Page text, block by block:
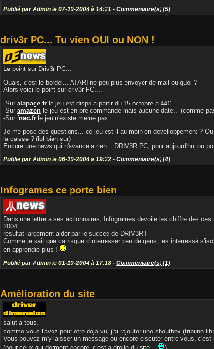
Publié par Admin le 07-10-2004 à 14:31 - Commentaire(s) [5]
driv3r PC... Tu vien OUI ou NON !
Le point sur Driv3r PC...
Ouais, c'est le bordel... ATARI ne peu plus envoyer de mail ou quoi ?
Alors voici le point sur driv3r PC....
-Sur alapage.fr le jeu est dispo a partir du 15 octobre a 44€
-Sur amazon le jeu est en pre commande mais aucune date... (comme
-Sur fnac.fr le jeu n'existe meme pas....
Je me pose des questions... ce jeu est il au moin en develloppement ?
la caisse ? (lol bien sur)
Encore une news qui n'avance a rien... DRIV3R PC, pour aujourd'hui ou
Publié par Admin le 06-10-2004 à 19:32 - Commentaire(s) [4]
Infogrames ce porte bien
Dans une lettre a ses actionnaires, Infogrames devoile les chiffre des
2004,
resultat largement aider par le succee de DRIV3R !
Comme je sait que ca risque d'interresser peu de gens, les interressé
en apprendre plus !
Publié par Admin le 01-10-2004 à 17:18 - Commentaire(s) [1]
Amélioration du site
salut a tous,
comme vous l'avez peut etre deja vu, j'ai rajouter une shoutbox (tribune
Vous pouvez m'y laisser un message ou encore discuter entre vous, c'est
(pour ceux qui dorment encore, c'est a droite du site...
)